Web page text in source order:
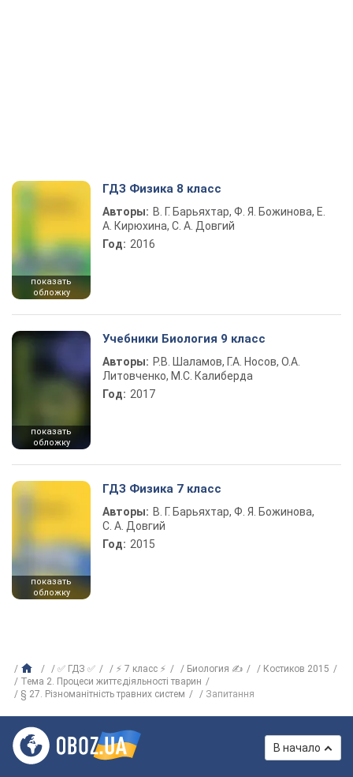
показать
обложку
ГДЗ Физика 8 класс
Авторы: В. Г. Барьяхтар, Ф. Я. Божинова, Е.
А. Кирюхина, С. А. Довгий
Год: 2016
показать
обложку
Учебники Биология 9 класс
Авторы: Р.В. Шаламов, Г.А. Носов, О.А.
Литовченко, М.С. Калиберда
Год: 2017
показать
обложку
ГДЗ Физика 7 класс
Авторы: В. Г. Барьяхтар, Ф. Я. Божинова,
С. А. Довгий
Год: 2015
✅ ГДЗ ✅ ⚡ 7 класс ⚡ Биология ✍
Костиков 2015
Тема 2. Процеси життєдіяльності тварин
§ 27. Різноманітність травних систем
Запитання
В начало